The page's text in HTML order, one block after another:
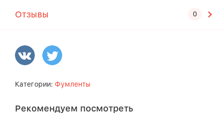
Отзывы
Категории: Фумленты
Рекомендуем посмотреть